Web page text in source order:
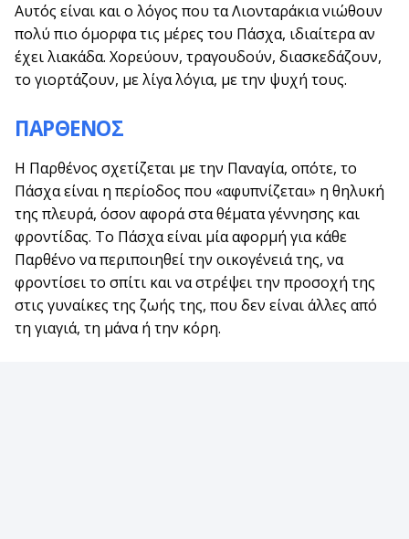
Αυτός είναι και ο λόγος που τα Λιονταράκια νιώθουν
πολύ πιο όμορφα τις μέρες του Πάσχα, ιδιαίτερα αν
έχει λιακάδα. Χορεύουν, τραγουδούν, διασκεδάζουν,
το γιορτάζουν, με λίγα λόγια, με την ψυχή τους.
ΠΑΡΘΕΝΟΣ
Η Παρθένος σχετίζεται με την Παναγία, οπότε, το
Πάσχα είναι η περίοδος που «αφυπνίζεται» η θηλυκή
της πλευρά, όσον αφορά στα θέματα γέννησης και
φροντίδας. Το Πάσχα είναι μία αφορμή για κάθε
Παρθένο να περιποιηθεί την οικογένειά της, να
φροντίσει το σπίτι και να στρέψει την προσοχή της
στις γυναίκες της ζωής της, που δεν είναι άλλες από
τη γιαγιά, τη μάνα ή την κόρη.